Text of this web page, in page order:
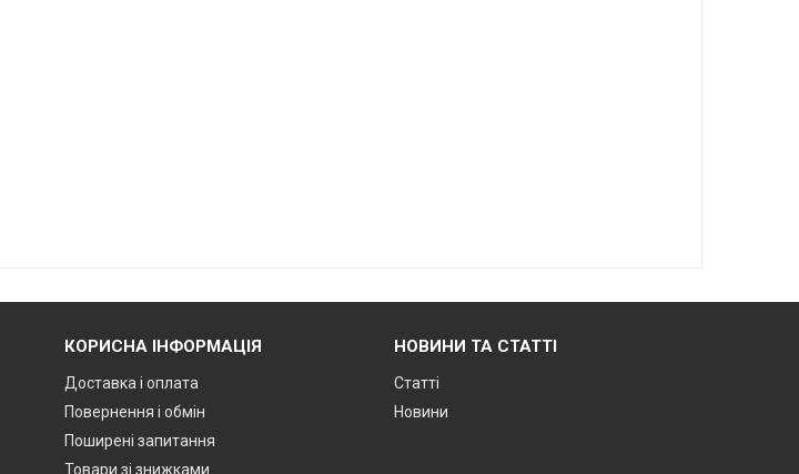
КОРИСНА ІНФОРМАЦІЯ
Доставка і оплата
Повернення і обмін
Поширені запитання
Товари зі знижками
НОВИНИ ТА СТАТТІ
Статті
Новини